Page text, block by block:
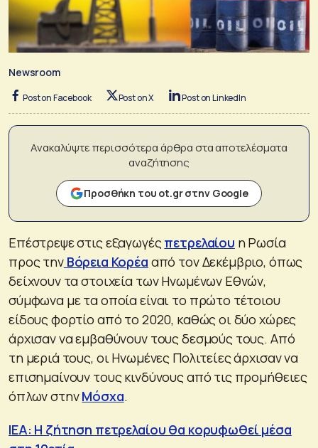
Newsroom
Post on Facebook Post on X Post on LinkedIn
Ανακαλύψτε περισσότερα άρθρα στα αποτελέσματα
αναζήτησης
Προσθήκη του ot.gr στην Google
Επέστρεψε στις εξαγωγέςπετρελαίου η Ρωσία
προς τηνΒόρεια Κορέα από τον Δεκέμβριο, όπως
δείχνουν τα στοιχεία των Ηνωμένων Εθνών,
σύμφωνα με τα οποία είναι το πρώτο τέτοιου
είδους φορτίο από το 2020, καθώς οι δύο χώρες
άρχισαν να εμβαθύνουν τους δεσμούς τους. Από
τη μεριά τους, οι Ηνωμένες Πολιτείες άρχισαν να
επισημαίνουν τους κινδύνους από τις προμήθειες
όπλων στηνΜόσχα.
IEA: Η ζήτηση πετρελαίου θα κορυφωθεί μέσα